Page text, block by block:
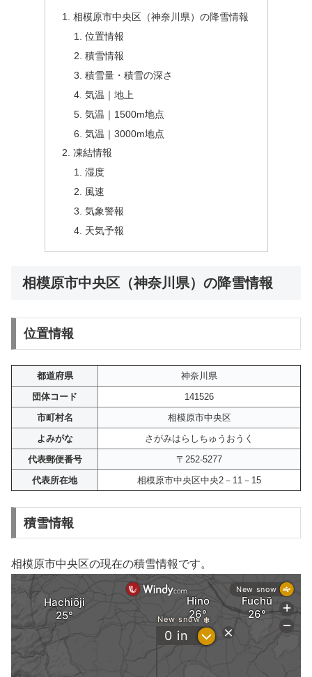
相模原市中央区（神奈川県）の降雪情報
位置情報
積雪情報
積雪量・積雪の深さ
気温｜地上
気温｜1500m地点
気温｜3000m地点
凍結情報
湿度
風速
気象警報
天気予報
相模原市中央区（神奈川県）の降雪情報
位置情報
都道府県
神奈川県
団体コード
141526
市町村名
相模原市中央区
よみがな
さがみはらしちゅうおうく
代表郵便番号
〒252-5277
代表所在地
相模原市中央区中央2－11－15
積雪情報
相模原市中央区の現在の積雪情報です。